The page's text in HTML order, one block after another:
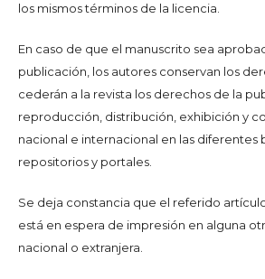
los mismos términos de la licencia.
En caso de que el manuscrito sea
publicación, los autores conservan los
cederán a la revista los derechos de la
reproducción, distribución, exhibición y
nacional e internacional en las diferentes
repositorios y portales.
Se deja constancia que el referido
está en espera de impresión en alguna
nacional o extranjera.